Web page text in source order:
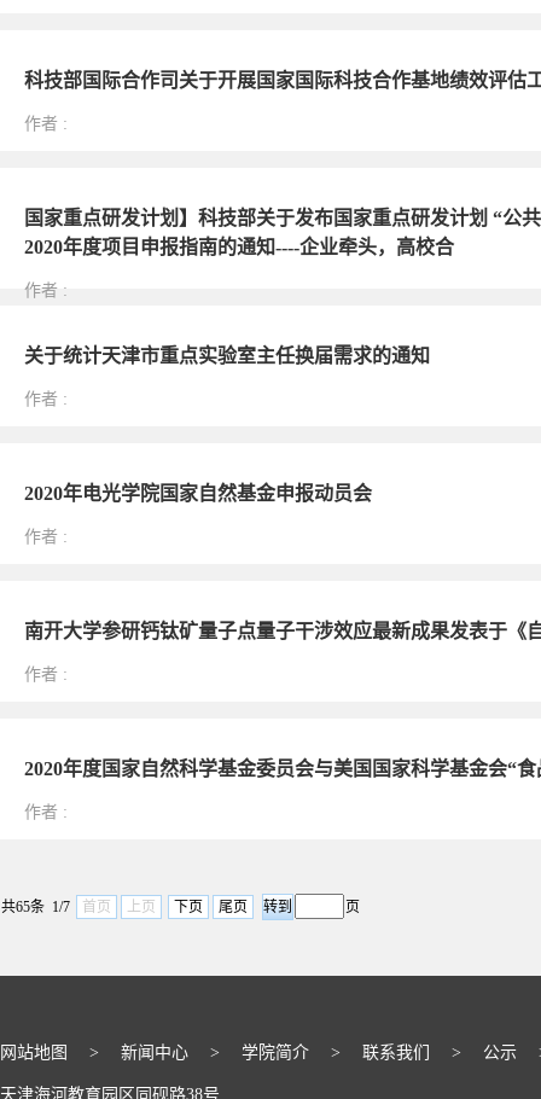
科技部国际合作司关于开展国家国际科技合作基地绩效评估
作者 :
国家重点研发计划】科技部关于发布国家重点研发计划 “公
2020年度项目申报指南的通知----企业牵头，高校合
作者 :
关于统计天津市重点实验室主任换届需求的通知
作者 :
2020年电光学院国家自然基金申报动员会
作者 :
南开大学参研钙钛矿量子点量子干涉效应最新成果发表于《
作者 :
2020年度国家自然科学基金委员会与美国国家科学基金会“
作者 :
共65条 1/7 首页 上页 下页 尾页 页
网站地图 > 新闻中心 > 学院简介 > 联系我们 > 公示
天津海河教育园区同砚路38号